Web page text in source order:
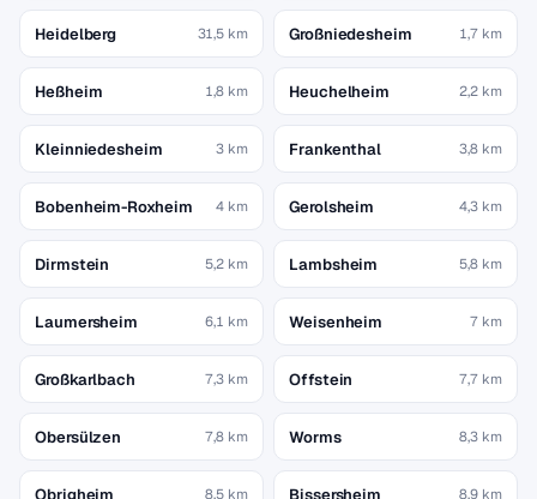
Heidelberg 31,5 km Großniedesheim 1,7 km
Heßheim 1,8 km Heuchelheim 2,2 km
Kleinniedesheim 3 km Frankenthal 3,8 km
Bobenheim-Roxheim 4 km Gerolsheim 4,3 km
Dirmstein 5,2 km Lambsheim 5,8 km
Laumersheim 6,1 km Weisenheim 7 km
Großkarlbach 7,3 km Offstein 7,7 km
Obersülzen 7,8 km Worms 8,3 km
Obrigheim 8,5 km Bissersheim 8,9 km